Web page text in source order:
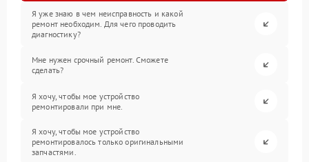
Я уже знаю в чем неисправность и какой
ремонт необходим. Для чего проводить
диагностику?
Мне нужен срочный ремонт. Сможете
сделать?
Я хочу, чтобы мое устройство
ремонтировали при мне.
Я хочу, чтобы мое устройство
ремонтировалось только оригинальными
запчастями.